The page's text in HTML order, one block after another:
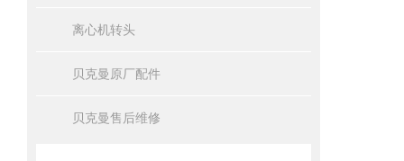
离心机转头
贝克曼原厂配件
贝克曼售后维修